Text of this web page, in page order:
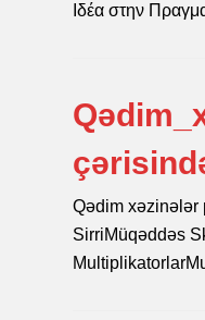
Ιδέα στην
Qədim xəzinələr
SirriMüqəddəs